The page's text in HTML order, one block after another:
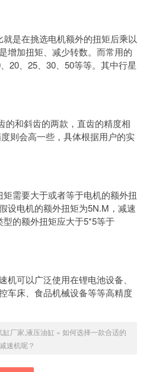
是在挑选电机额外的扭矩后乘以
增加扭矩、减少转数。而常用的
20、25、30、50等等。其中行星
的和斜齿的两款，直齿的精度相
则会高一些，具体根据用户的实
需要大于或者等于电机的额外扭
设电机的额外扭矩为5N.M，减速
的额外扭矩应大于5*5等于
机可以广泛使用在锂电池设备、
车床、食品机械设备等等高精度
缸厂家,液压油缸 » 如何选择一款合适的
速机呢？